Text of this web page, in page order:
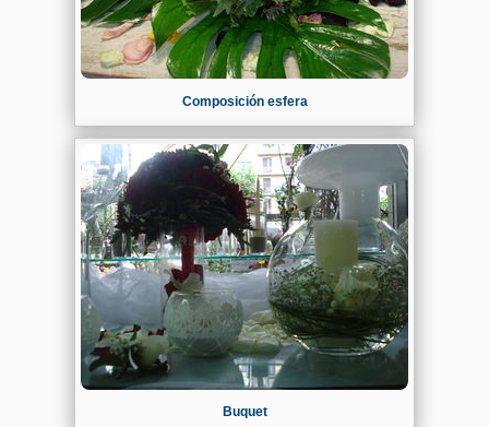
Composición esfera
Buquet